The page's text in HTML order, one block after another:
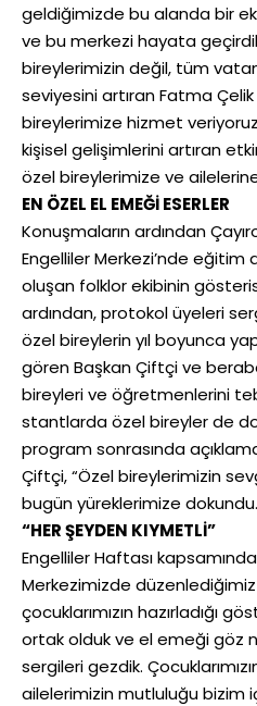
geldiğimizde bu alanda bir
ve bu merkezi hayata
bireylerimizin değil, tüm
seviyesini artıran Fatma
bireylerimize hizmet
kişisel gelişimlerini artıran
özel bireylerimize ve
EN ÖZEL EL EMEĞİ ESERLER
Konuşmaların ardından
Engelliler Merkezi’nde
oluşan folklor ekibinin
ardından, protokol üyeleri
özel bireylerin yıl boyunca
gören Başkan Çiftçi ve
bireyleri ve öğretmenlerini
stantlarda özel bireyler de
program sonrasında
Çiftçi, “Özel bireylerimizin
bugün yüreklerimize dokundu.
“HER ŞEYDEN KIYMETLİ”
Engelliler Haftası
Merkezimizde
çocuklarımızın hazırladığı
ortak olduk ve el emeği göz
sergileri gezdik.
ailelerimizin mutluluğu bizim